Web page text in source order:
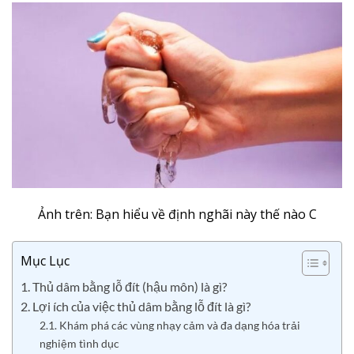
Ảnh trên: Bạn hiểu về định nghãi này thế nào C
Mục Lục
1. Thủ dâm bằng lỗ đít (hậu môn) là gì?
2. Lợi ích của việc thủ dâm bằng lỗ đít là gì?
2.1. Khám phá các vùng nhạy cảm và đa dạng hóa trải
nghiệm tình dục